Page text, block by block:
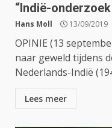
“Indië-
Hans Moll 13/09/2019
OPINIE (13
naar geweld tijdens
Nederlands-Indië
Lees meer